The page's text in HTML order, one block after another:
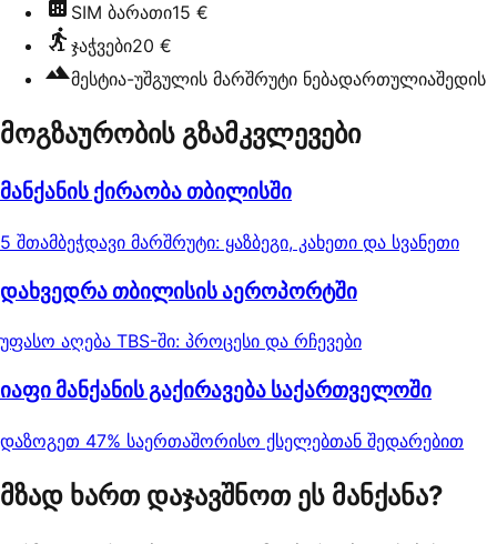
SIM ბარათი15 €
ჯაჭვები20 €
მესტია-უშგულის მარშრუტი ნებადართულიაშედის
მოგზაურობის გზამკვლევები
მანქანის ქირაობა თბილისში
5 შთამბეჭდავი მარშრუტი: ყაზბეგი, კახეთი და სვანეთი
დახვედრა თბილისის აეროპორტში
უფასო აღება TBS-ში: პროცესი და რჩევები
იაფი მანქანის გაქირავება საქართველოში
დაზოგეთ 47% საერთაშორისო ქსელებთან შედარებით
მზად ხართ დაჯავშნოთ ეს მანქანა?